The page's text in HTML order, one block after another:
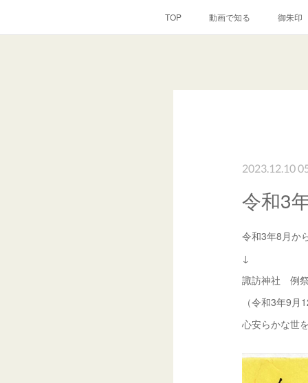
TOP 動画で知る 御朱印
2023.12.10
令和3
令和3年8月か
↓
諏訪神社 例
（令和3年9月
心安らかな世